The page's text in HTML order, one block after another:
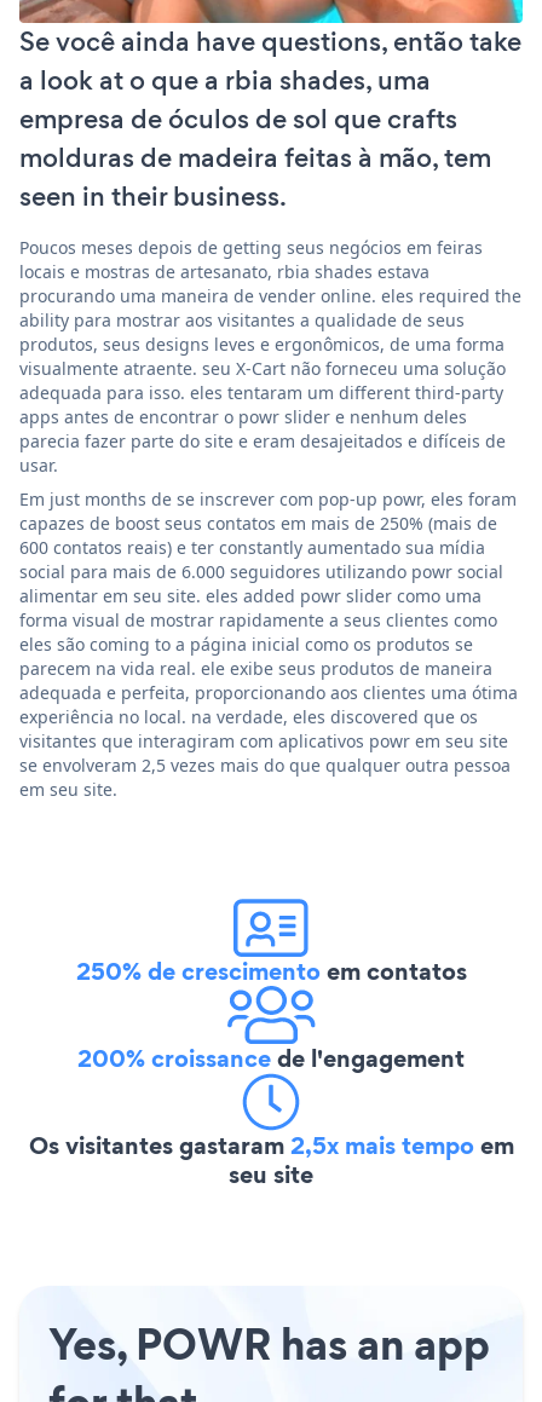
Se você ainda have questions, então take
a look at o que a rbia shades, uma
empresa de óculos de sol que crafts
molduras de madeira feitas à mão, tem
seen in their business.
Poucos meses depois de getting seus negócios em feiras
locais e mostras de artesanato, rbia shades estava
procurando uma maneira de vender online. eles required the
ability para mostrar aos visitantes a qualidade de seus
produtos, seus designs leves e ergonômicos, de uma forma
visualmente atraente. seu X-Cart não forneceu uma solução
adequada para isso. eles tentaram um different third-party
apps antes de encontrar o powr slider e nenhum deles
parecia fazer parte do site e eram desajeitados e difíceis de
usar.
Em just months de se inscrever com pop-up powr, eles foram
capazes de boost seus contatos em mais de 250% (mais de
600 contatos reais) e ter constantly aumentado sua mídia
social para mais de 6.000 seguidores utilizando powr social
alimentar em seu site. eles added powr slider como uma
forma visual de mostrar rapidamente a seus clientes como
eles são coming to a página inicial como os produtos se
parecem na vida real. ele exibe seus produtos de maneira
adequada e perfeita, proporcionando aos clientes uma ótima
experiência no local. na verdade, eles discovered que os
visitantes que interagiram com aplicativos powr em seu site
se envolveram 2,5 vezes mais do que qualquer outra pessoa
em seu site.
250% de crescimentoem contatos
200% croissancede l'engagement
Os visitantes gastaram2,5x mais tempoem
seu site
Yes, POWR has an app